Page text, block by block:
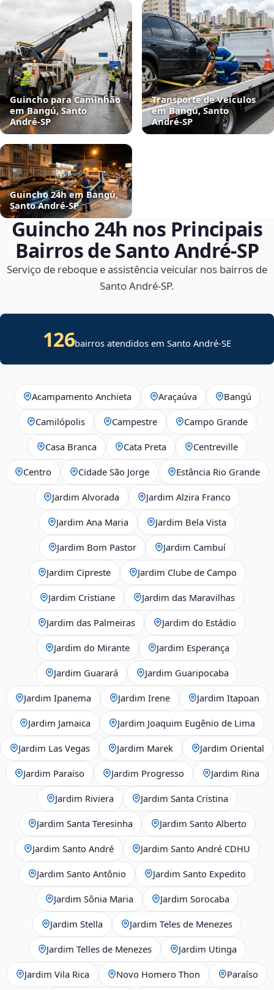
Guincho para Caminhão
em Bangú, Santo
André‑SP
Transporte de Veículos
em Bangú, Santo
André‑SP
Guincho 24h em Bangú,
Santo André‑SP
Guincho 24h nos Principais
Bairros de Santo André‑SP
Serviço de reboque e assistência veicular nos bairros de
Santo André‑SP.
126bairros atendidos emSanto André-SE
Acampamento Anchieta Araçaúva Bangú
Camilópolis Campestre Campo Grande
Casa Branca Cata Preta Centreville
Centro Cidade São Jorge Estância Rio Grande
Jardim Alvorada Jardim Alzira Franco
Jardim Ana Maria Jardim Bela Vista
Jardim Bom Pastor Jardim Cambuí
Jardim Cipreste Jardim Clube de Campo
Jardim Cristiane Jardim das Maravilhas
Jardim das Palmeiras Jardim do Estádio
Jardim do Mirante Jardim Esperança
Jardim Guarará Jardim Guaripocaba
Jardim Ipanema Jardim Irene Jardim Itapoan
Jardim Jamaica Jardim Joaquim Eugênio de Lima
Jardim Las Vegas Jardim Marek Jardim Oriental
Jardim Paraiso Jardim Progresso Jardim Rina
Jardim Riviera Jardim Santa Cristina
Jardim Santa Teresinha Jardim Santo Alberto
Jardim Santo André Jardim Santo André CDHU
Jardim Santo Antônio Jardim Santo Expedito
Jardim Sônia Maria Jardim Sorocaba
Jardim Stella Jardim Teles de Menezes
Jardim Telles de Menezes Jardim Utinga
Jardim Vila Rica Novo Homero Thon Paraíso